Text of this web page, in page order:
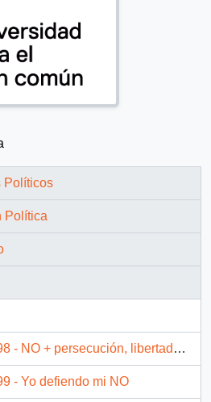
Políticos
Política
NO + persecución, libertad para Garretón
- Yo defiendo mi NO